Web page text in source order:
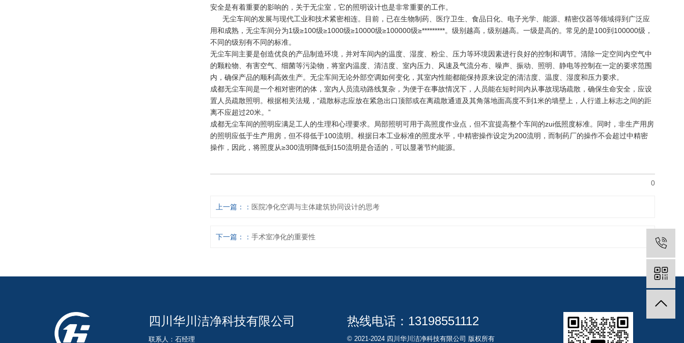
安全是有着重要的影响的，关于无尘室，它的照明设计也是非常重要的工作。
无尘车间的发展与现代工业和技术紧密相连。目前，已在生物制药、医疗卫生、食品日化、电子光学、能源、精密仪器等领域得到广泛应
用和成熟，无尘车间分为1级≥100级≥1000级≥10000级≥100000级≥*********。级别越高，级别越高。一级是高的。常见的是100到100000级，
不同的级别有不同的标准。
无尘车间主要是创造优良的产品制造环境，并对车间内的温度、湿度、粉尘、压力等环境因素进行良好的控制和调节。清除一定空间内空气中
的颗粒物、有害空气、细菌等污染物，将室内温度、清洁度、室内压力、风速及气流分布、噪声、振动、照明、静电等控制在一定的要求范围
内，确保产品的顺利高效生产。无尘车间无论外部空调如何变化，其室内性能都能保持原来设定的清洁度、温度、湿度和压力要求。
成都无尘车间是一个相对密闭的体，室内人员流动路线复杂，为便于在事故情况下，人员能在短时间内从事故现场疏散，确保生命安全，应设
置人员疏散照明。根据相关法规，“疏散标志应放在紧急出口顶部或在离疏散通道及其角落地面高度不到1米的墙壁上，人行道上标志之间的距
离不应超过20米。”
成都无尘车间的照明应满足工人的生理和心理要求。局部照明可用于高照度作业点，但不宜提高整个车间的zui低照度标准。同时，非生产用房
的照明应低于生产用房，但不得低于100流明。根据日本工业标准的照度水平，中精密操作设定为200流明，而制药厂的操作不会超过中精密
操作，因此，将照度从≥300流明降低到150流明是合适的，可以显著节约能源。
0
上一篇： 医院净化空调与主体建筑协同设计的思考
下一篇： 手术室净化的重要性
四川华川洁净科技有限公司
联系人：石经理
热线电话： 13198551112
© 2021-2024 四川华川洁净科技有限公司 版权所有